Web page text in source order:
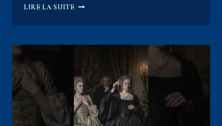
LIRE LA SUITEVERSAILLES
LE
LE
DE
L’HISTOIRE